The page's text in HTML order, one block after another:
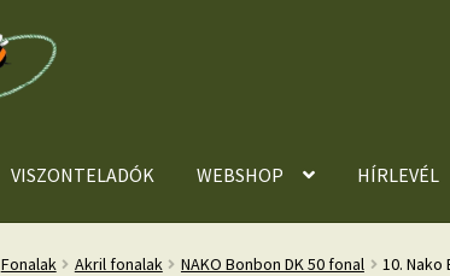
VISZONTELADÓK WEBSHOP HÍRLEVÉL
Fonalak Akril fonalak NAKO Bonbon DK 50 fonal 10. Nako